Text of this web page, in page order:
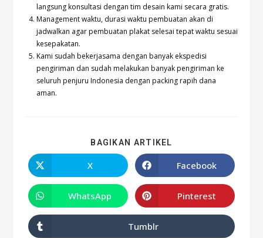
langsung konsultasi dengan tim desain kami secara gratis.
Management waktu, durasi waktu pembuatan akan di
jadwalkan agar pembuatan plakat selesai tepat waktu sesuai
kesepakatan.
Kami sudah bekerjasama dengan banyak ekspedisi
pengiriman dan sudah melakukan banyak pengiriman ke
seluruh penjuru Indonesia dengan packing rapih dana
aman.
BAGIKAN ARTIKEL
X Facebook
WhatsApp Pinterest
Tumblr